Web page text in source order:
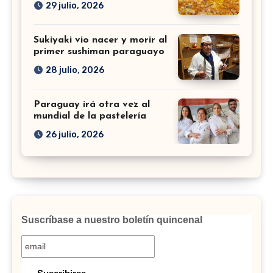
29 julio, 2026
Sukiyaki vio nacer y morir al
primer sushiman paraguayo
28 julio, 2026
Paraguay irá otra vez al
mundial de la pastelería
26 julio, 2026
Suscríbase a nuestro boletín quincenal